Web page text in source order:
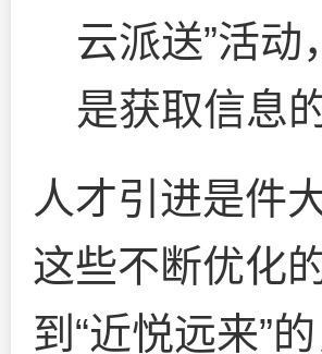
云派送”活动
是获取信息
人才引进是件
这些不断优化
到“近悦远来”